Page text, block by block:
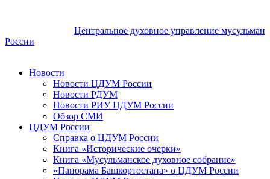
Центральное духовное управление мусульман
России
Новости
Новости ЦДУМ России
Новости РДУМ
Новости РИУ ЦДУМ России
Обзор СМИ
ЦДУМ России
Справка о ЦДУМ России
Книга «Исторические очерки»
Книга «Мусульманское духовное собрание»
«Панорама Башкортостана» о ЦДУМ России